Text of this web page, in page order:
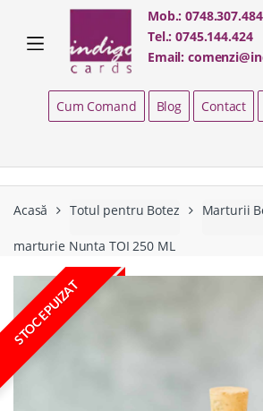
navigation
content
Mob.:0748.307.484
Tel.:0745.144.424
Email:
Cum Comand Blog Contact
Acasă Totul pentru Botez Marturii
marturie Nunta TOI 250 ML
STOC EPUIZAT